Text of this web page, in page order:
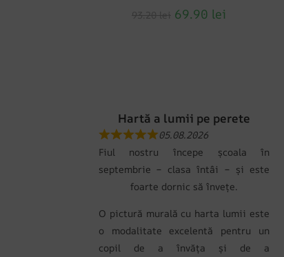
69.90 lei
Hartă a lumii pe perete
05.08.2026
Fiul nostru începe școala în
septembrie – clasa întâi – și este
foarte dornic să învețe.
O pictură murală cu harta lumii este
o modalitate excelentă pentru un
copil de a învăța și de a